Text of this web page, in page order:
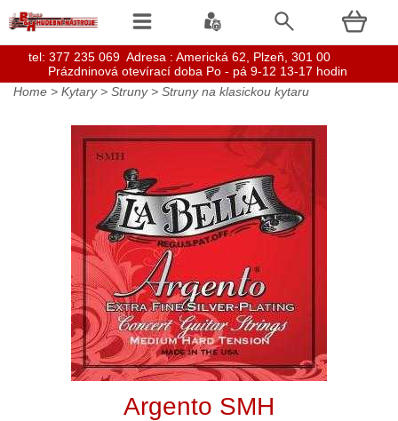
Home > Kytary> Struny> Struny na klasickou kytaru
Argento SMH
tel: 377 235 069 Adresa : Americká 62, Plzeň, 301 00
Prázdninová otevírací doba Po - pá 9-12 13-17 hodin